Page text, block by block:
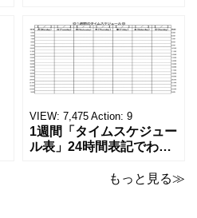
ーカーの代理店、回収業
者へおすすめ！(Excel・
Word・PDF)正しく廃棄
されたことを証明する書
類「廃棄処分証明書」の
テンプレートです。 量販
店や家電メーカーの代理
店、回収
VIEW: 7,475 Action: 9
1週間「タイムスケジュー
ル表」24時間表記でわか
ト！A4横型ExcelやWord
もっと見る≫